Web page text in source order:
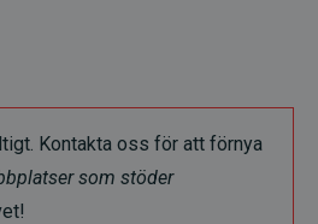
Kontakta oss för att förnya
som stöder